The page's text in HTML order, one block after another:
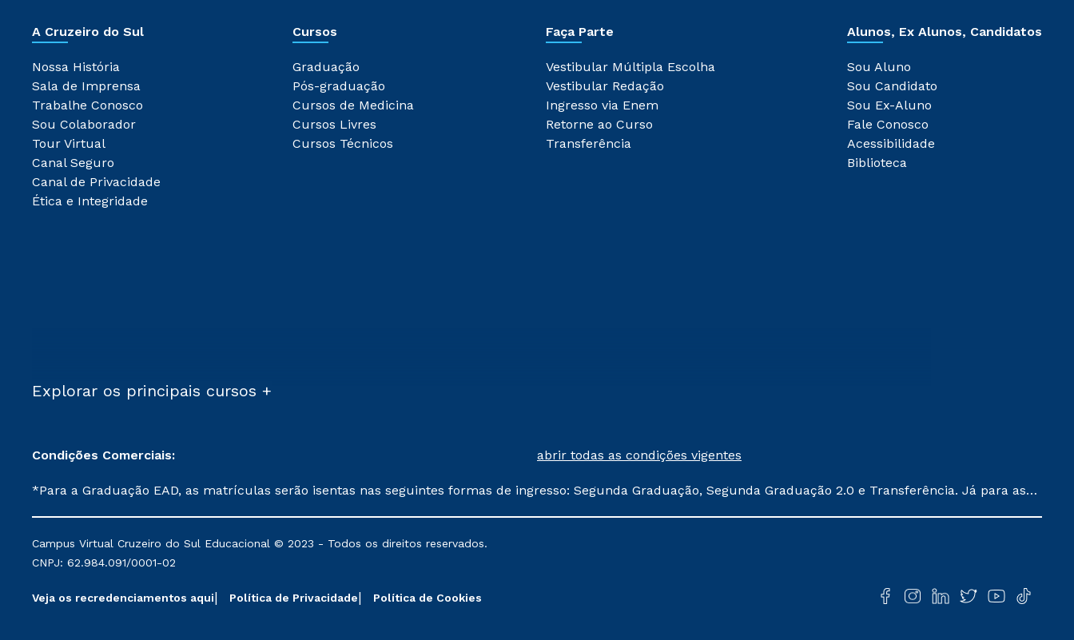
A Cruzeiro do Sul
Nossa História
Sala de Imprensa
Trabalhe Conosco
Sou Colaborador
Tour Virtual
Canal Seguro
Canal de Privacidade
Ética e Integridade
Cursos
Graduação
Pós-graduação
Cursos de Medicina
Cursos Livres
Cursos Técnicos
Faça Parte
Vestibular Múltipla Escolha
Vestibular Redação
Ingresso via Enem
Retorne ao Curso
Transferência
Alunos, Ex Alunos, Candidatos
Sou Aluno
Sou Candidato
Sou Ex-Aluno
Fale Conosco
Acessibilidade
Biblioteca
Explorar os principais cursos +
Condições Comerciais: abrir todas as condições vigentes
*Para a Graduação EAD, as matrículas serão isentas nas seguintes formas de ingresso: Segunda Graduação, Segunda Graduação 2.0 e Transferência. Já para as
mantidos conforme negociação. Descontos institucionais poderão sofrer alterações nos períodos de rematrícula conforme exposto no contrato de prestação de
serviços.
Campus Virtual Cruzeiro do Sul Educacional © 2023 - Todos os direitos reservados.
CNPJ: 62.984.091/0001-02
Veja os recredenciamentos aqui Política de Privacidade Política de Cookies